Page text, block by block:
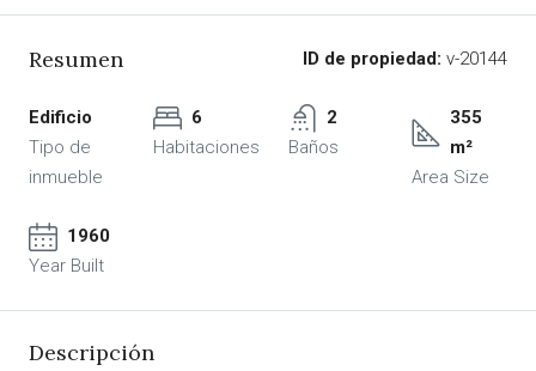
Resumen ID de propiedad: v-20144
Edificio
Tipo de
inmueble
6
Habitaciones
2
Baños
355
m²
Area Size
1960
Year Built
Descripción